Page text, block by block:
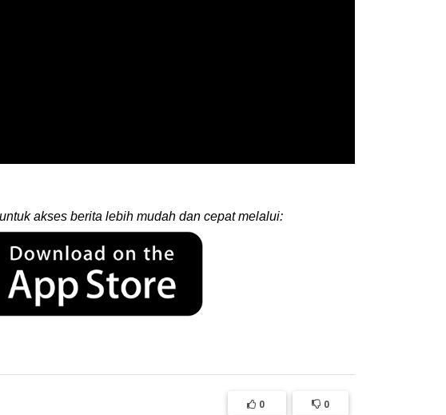
untuk akses berita lebih mudah dan cepat melalui:
0 0